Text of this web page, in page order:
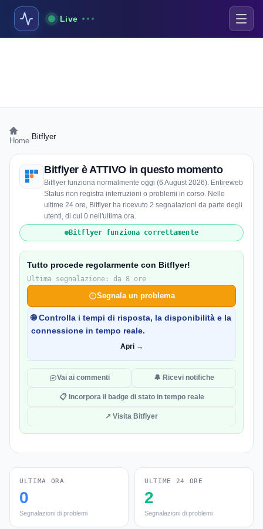
Live
Home Bitflyer
Bitflyer è ATTIVO in questo momento
Bitflyer funziona normalmente oggi (6 August 2026). Entireweb
Status non registra interruzioni o problemi in corso. Nelle
ultime 24 ore, Bitflyer ha ricevuto 2 segnalazioni da parte degli
utenti, di cui 0 nell'ultima ora.
Bitflyer funziona correttamente
Tutto procede regolarmente con Bitflyer!
Ultima segnalazione: da 8 ore
Segnala un problema
🌐 Controlla i tempi di risposta, la disponibilità e la
connessione in tempo reale.
Apri →
Vai ai commenti 🔔 Ricevi notifiche
📋 Incorpora il badge di stato in tempo reale
↗ Visita Bitflyer
ULTIMA ORA
0
Segnalazioni di problemi
ULTIME 24 ORE
2
Segnalazioni di problemi